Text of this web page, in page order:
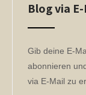
Blog via
Gib deine E-
abonnieren
via E-Mail zu